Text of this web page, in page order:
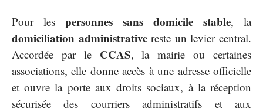
Pour les personnes sans domicile stable, la
domiciliation administrativereste un levier central.
Accordée par le CCAS, la mairie ou certaines
associations, elle donne accès à une adresse officielle
et ouvre la porte aux droits sociaux, à la réception
sécurisée des courriers administratifs et aux